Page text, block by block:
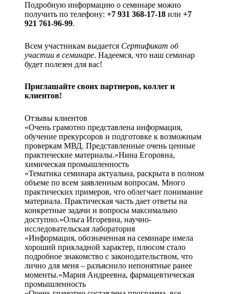
Подробную информацию о семинаре можно
получить по телефону: +7 931 368-17-18 или +7
921 761-96-99.
Всем участникам выдается Сертификат об
участии в семинаре. Надеемся, что наш семинар
будет полезен для вас!
Приглашайте своих партнеров, коллег и
клиентов!
Отзывы клиентов
«Очень грамотно представлена информация,
обучение прекурсоров и подготовке к возможным
проверкам МВД. Представленные очень ценные
практические материалы.»Нина Егоровна,
химическая промышленность
«Тематика семинара актуальна, раскрыта в полном
объеме по всем заявленным вопросам. Много
практических примеров, что облегчает понимание
материала. Практическая часть дает ответы на
конкретные задачи и вопросы максимально
доступно.»Ольга Игоревна, научно-
исследовательская лаборатория
«Информация, обозначенная на семинаре имела
хороший прикладной характер, плюсом стало
подробное знакомство с законодательством, что
лично для меня – разъяснило непонятные ранее
моменты.»Мария Андреевна, фармацевтическая
промышленность